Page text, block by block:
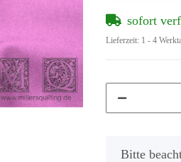
sofort
Lieferzeit: 1 - 4
x
Bitte